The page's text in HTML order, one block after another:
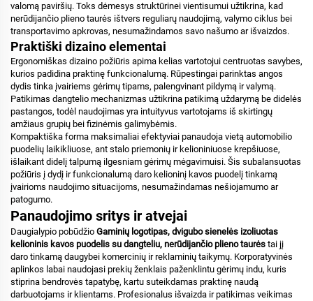
valomą paviršių. Toks dėmesys struktūrinei vientisumui užtikrina, kad
nerūdijančio plieno taurės ištvers reguliarų naudojimą, valymo ciklus bei
transportavimo apkrovas, nesumažindamos savo našumo ar išvaizdos.
Praktiški dizaino elementai
Ergonomiškas dizaino požiūris apima kelias vartotojui centruotas savybes,
kurios padidina praktinę funkcionalumą. Rūpestingai parinktas angos
dydis tinka įvairiems gėrimų tipams, palengvinant pildymą ir valymą.
Patikimas dangtelio mechanizmas užtikrina patikimą uždarymą be didelės
pastangos, todėl naudojimas yra intuityvus vartotojams iš skirtingų
amžiaus grupių bei fizinėmis galimybėmis.
Kompaktiška forma maksimaliai efektyviai panaudoja vietą automobilio
puodelių laikikliuose, ant stalo priemonių ir kelioniniuose krepšiuose,
išlaikant didelį talpumą ilgesniam gėrimų mėgavimuisi. Šis subalansuotas
požiūris į dydį ir funkcionalumą daro kelioninį kavos puodelį tinkamą
įvairioms naudojimo situacijoms, nesumažindamas nešiojamumo ar
patogumo.
Panaudojimo sritys ir atvejai
Daugialypio pobūdžio Gaminių logotipas, dvigubo sienelės izoliuotas
kelioninis kavos puodelis su dangteliu, nerūdijančio plieno taurės tai jį
daro tinkamą daugybei komercinių ir reklaminių taikymų. Korporatyvinės
aplinkos labai naudojasi prekių ženklais paženklintu gėrimų indu, kuris
stiprina bendrovės tapatybę, kartu suteikdamas praktinę naudą
darbuotojams ir klientams. Profesionalus išvaizda ir patikimas veikimas